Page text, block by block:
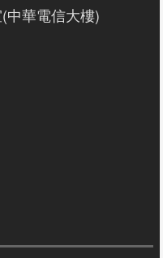
中華電信大樓)